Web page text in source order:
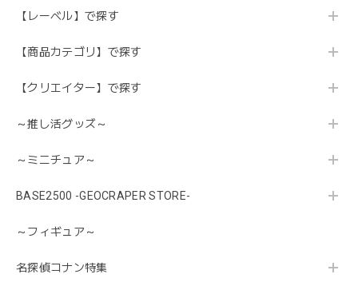
【レーベル】で探す
【商品カテゴリ】で探す
【クリエイター】で探す
～推し活グッズ～
～ミニチュア～
BASE2500 -GEOCRAPER STORE-
～フィギュア～
名探偵コナン特集